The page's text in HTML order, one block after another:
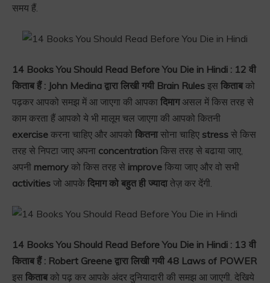
समय हैं.
14 Books You Should Read Before You Die in Hindi : 12 वी
किताब हैं : John Medina द्वारा लिखी गयी Brain Rules इस किताबको
पढ़कर आपको समझ में आ जाएगा की आपका दिमागअसल में किस तरह से
काम करता हैं आपको ये भी मालूम चल जाएगा की आपको कितनी
exercise करना चाहिए और आपको कितनासोना चाहिए stress से किस
तरह से निपटा जाए अपना concentration किस तरह से बढाया जाए,
अपनी memory को किस तरह से improve किया जाए और वो सभी
activities जो आपके दिमाग को बहुत ही ज्यादातेज़ कर देंगी.
14 Books You Should Read Before You Die in Hindi : 13 वी
किताब हैं : Robert Greene द्वारा लिखी गयी 48 Laws of POWER
इस किताबको पढ़ कर आपके अंदर दुनियादारी की समझ आ जाएगी. देखिये